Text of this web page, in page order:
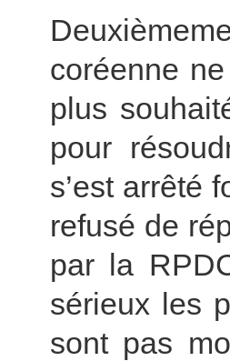
coréenne
plus
pour
s’est arrêté
refusé de
par la
sérieux les
sont pas